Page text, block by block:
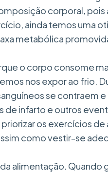
corporal, pois
ainda temos uma
metabólica
o corpo consome
nos expor ao frio.
se contraem
de infarto e outros
os exercícios
como vestir-se
alimentação. Quando